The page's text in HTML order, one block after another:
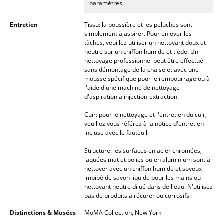
Vases
Accessoires de bureau
Boîtes de rangement
... voir tous les accessoires
Espaces
paramètres.
Entretien
Tissu: la poussière et les peluches sont
simplement à aspirer. Pour enlever les
tâches, veuillez utiliser un nettoyant doux et
neutre sur un chiffon humide et tiède. Un
nettoyage professionnel peut être effectué
sans démontage de la chaise et avec une
mousse spécifique pour le rembourrage ou à
l'aide d'une machine de nettoyage
d'aspiration à injection-extraction.
Cuir: pour le nettoyage et l'entretien du cuir,
veuillez vous référez à la notice d'entretien
incluse avec le fauteuil.
Structure: les surfaces en acier chromées,
laquées mat et polies ou en aluminium sont à
nettoyer avec un chiffon humide et soyeux
imbibé de savon liquide pour les mains ou
nettoyant neutre dilué dans de l'eau. N'utilisez
pas de produits à récurer ou corrosifs.
Distinctions & Musées
MoMA Collection, New York